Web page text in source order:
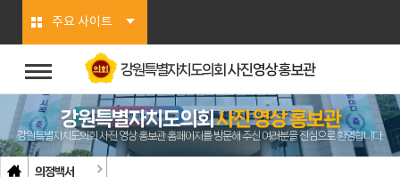
주요 사이트
강원특별자치도의회 사진영상홍보관
강원특별자치도의회사진 영상 홍보관
강원특별자치도의회 사진 영상 홍보관 홈페이지를 방문해 주신 여러분을 진심으로 환영합니다.
의정백서